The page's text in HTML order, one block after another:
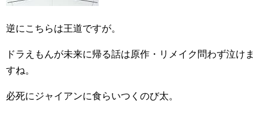
逆にこちらは王道ですが。
ドラえもんが未来に帰る話は原作・リメイク問わず泣けま
すね。
必死にジャイアンに食らいつくのび太。